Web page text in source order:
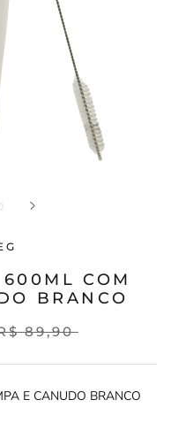
COM
BRANCO
89,90
E CANUDO BRANCO